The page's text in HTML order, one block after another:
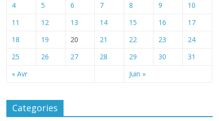
« Avr Juin »
4
5 6 7 8 9
10
11
12 13 14 15 16
17
18
19 20 21 22 23
24
25
26 27 28 29 30 31
Categories